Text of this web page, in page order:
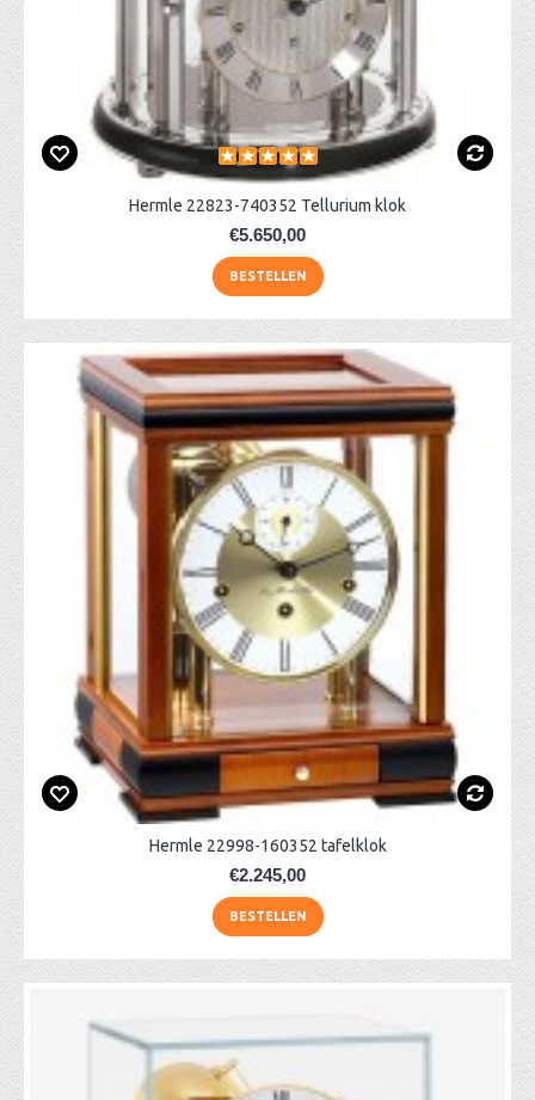
Hermle 22823-740352 Tellurium klok
€5.650,00
BESTELLEN
Hermle 22998-160352 tafelklok
€2.245,00
BESTELLEN